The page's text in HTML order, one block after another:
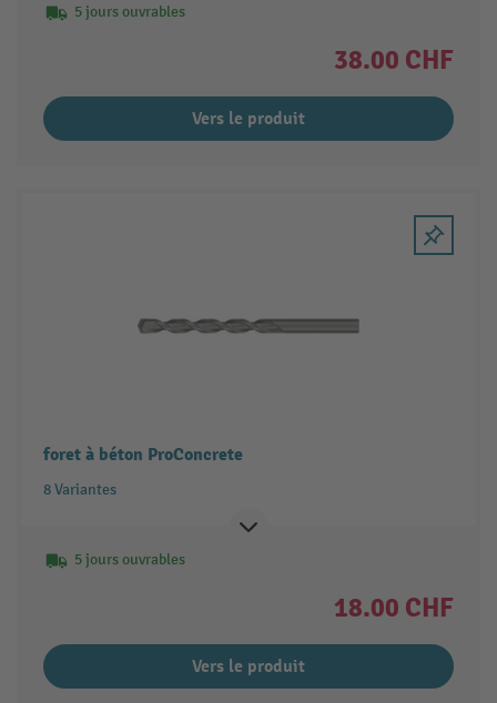
5 jours ouvrables
38.00 CHF
Vers le produit
foret à béton ProConcrete
8 Variantes
5 jours ouvrables
18.00 CHF
Vers le produit